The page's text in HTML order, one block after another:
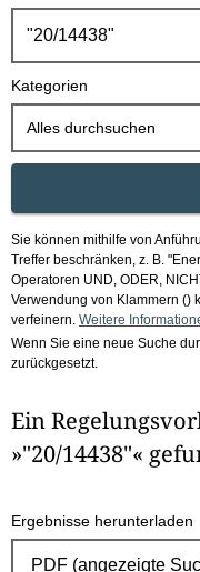
h
o
Kategorien
Alles durchsuchen
Sie können mithilfe von
Treffer beschränken, z. B.
Operatoren UND, ODER,
Verwendung von Klammern ()
verfeinern. Weitere
Wenn Sie eine neue Suche
zurückgesetzt.
Ein
»"20/14438"«
Ergebnisse herunterladen